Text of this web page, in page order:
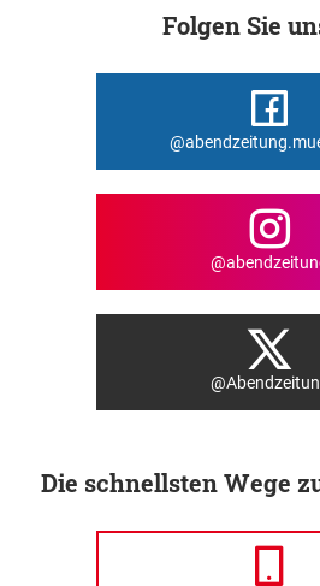
Folgen Sie
Die schnellsten Wege